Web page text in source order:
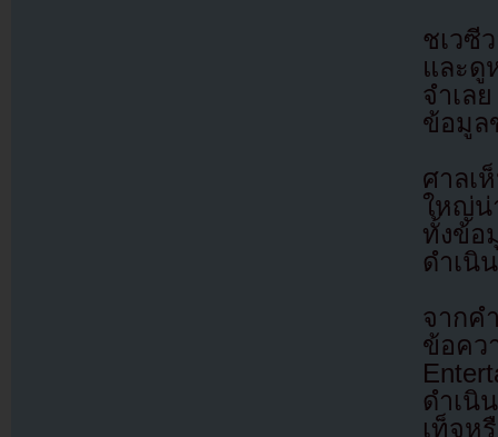
ชเวซี
และดู
จำเล
ข้อมูล
ศาลเ
ใหญ่น่
ทั้งข้อ
ดำเนิ
จากค
ข้อค
ดำเนิ
เท็จห